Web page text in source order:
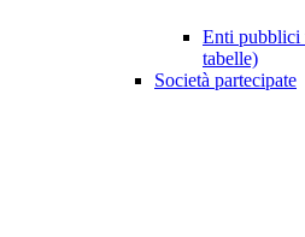
Enti pubblici
tabelle)
Società partecipate